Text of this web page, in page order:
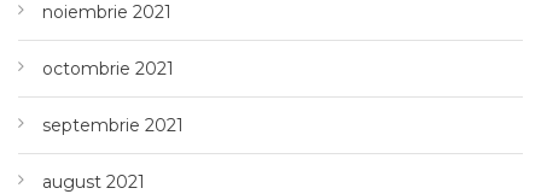
noiembrie 2021
octombrie 2021
septembrie 2021
august 2021